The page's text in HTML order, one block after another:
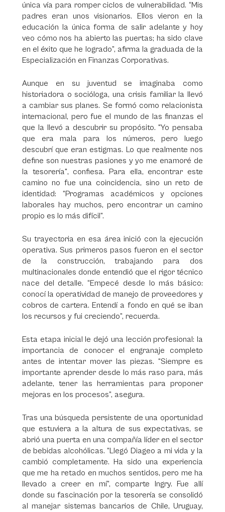
única vía para romper ciclos de vulnerabilidad. “Mis
padres eran unos visionarios. Ellos vieron en la
educación la única forma de salir adelante y hoy
veo cómo nos ha abierto las puertas; ha sido clave
en el éxito que he logrado”, afirma la graduada de la
Especialización en Finanzas Corporativas.
Aunque en su juventud se imaginaba como
historiadora o socióloga, una crisis familiar la llevó
a cambiar sus planes. Se formó como relacionista
internacional, pero fue el mundo de las finanzas el
que la llevó a descubrir su propósito. "Yo pensaba
que era mala para los números, pero luego
descubrí que eran estigmas. Lo que realmente nos
define son nuestras pasiones y yo me enamoré de
la tesorería", confiesa. Para ella, encontrar este
camino no fue una coincidencia, sino un reto de
identidad: “Programas académicos y opciones
laborales hay muchos, pero encontrar un camino
propio es lo más difícil”.
Su trayectoria en esa área inició con la ejecución
operativa. Sus primeros pasos fueron en el sector
de la construcción, trabajando para dos
multinacionales donde entendió que el rigor técnico
nace del detalle. “Empecé desde lo más básico:
conocí la operatividad de manejo de proveedores y
cobros de cartera. Entendí a fondo en qué se iban
los recursos y fui creciendo”, recuerda.
Esta etapa inicial le dejó una lección profesional: la
importancia de conocer el engranaje completo
antes de intentar mover las piezas. “Siempre es
importante aprender desde lo más raso para, más
adelante, tener las herramientas para proponer
mejoras en los procesos”, asegura.
Tras una búsqueda persistente de una oportunidad
que estuviera a la altura de sus expectativas, se
abrió una puerta en una compañía líder en el sector
de bebidas alcohólicas. “Llegó Diageo a mi vida y la
cambió completamente. Ha sido una experiencia
que me ha retado en muchos sentidos, pero me ha
llevado a creer en mí”, comparte Ingry. Fue allí
donde su fascinación por la tesorería se consolidó
al manejar sistemas bancarios de Chile, Uruguay,